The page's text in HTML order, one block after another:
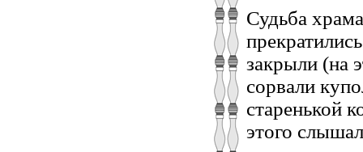
Судьба
закрыли (на
сорвали
старенькой
этого